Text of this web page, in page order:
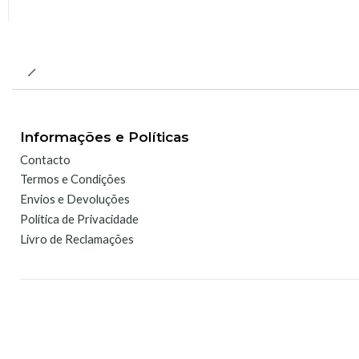
Informações e Políticas
Contacto
Termos e Condições
Envios e Devoluções
Política de Privacidade
Livro de Reclamações